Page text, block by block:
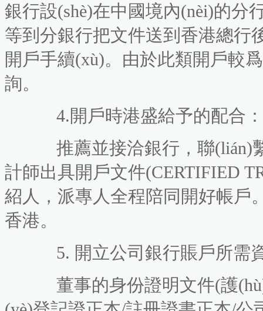
銀行設(shè)在中國境內(nèi)的分
等到分銀行把文件送到香港總行
開戶手續(xù)。由於此類開戶
詢。
4.開戶時港盛給予的配合：
推薦並接洽銀行，聯(lián)
計師出具開戶文件(CERTIFIED
紹人，派專人全程陪同開好帳戶
香港。
5. 開立公司銀行賬戶所需
董事的身份證明文件(護